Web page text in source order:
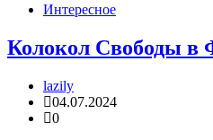
Интересное
Колокол Свободы в
lazily
04.07.2024
0